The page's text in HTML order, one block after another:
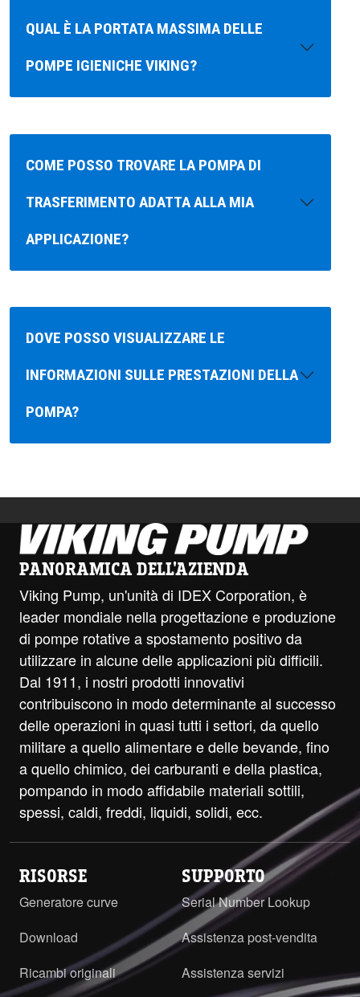
QUAL È LA PORTATA MASSIMA DELLE
POMPE IGIENICHE VIKING?
COME POSSO TROVARE LA POMPA DI
TRASFERIMENTO ADATTA ALLA MIA
APPLICAZIONE?
DOVE POSSO VISUALIZZARE LE
INFORMAZIONI SULLE PRESTAZIONI DELLA
POMPA?
PANORAMICA DELL'AZIENDA
Viking Pump, un'unità di IDEX Corporation, è
leader mondiale nella progettazione e produzione
di pompe rotative a spostamento positivo da
utilizzare in alcune delle applicazioni più difficili.
Dal 1911, i nostri prodotti innovativi
contribuiscono in modo determinante al successo
delle operazioni in quasi tutti i settori, da quello
militare a quello alimentare e delle bevande, fino
a quello chimico, dei carburanti e della plastica,
pompando in modo affidabile materiali sottili,
spessi, caldi, freddi, liquidi, solidi, ecc.
RISORSE
Generatore curve
Download
Ricambi originali
SUPPORTO
Serial Number Lookup
Assistenza post-vendita
Assistenza servizi